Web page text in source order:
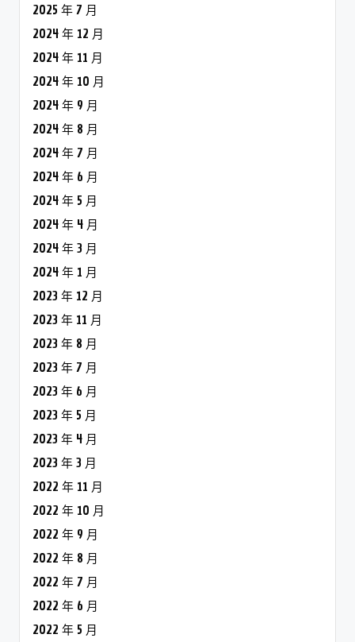
2025 年 7 月
2024 年 12 月
2024 年 11 月
2024 年 10 月
2024 年 9 月
2024 年 8 月
2024 年 7 月
2024 年 6 月
2024 年 5 月
2024 年 4 月
2024 年 3 月
2024 年 1 月
2023 年 12 月
2023 年 11 月
2023 年 8 月
2023 年 7 月
2023 年 6 月
2023 年 5 月
2023 年 4 月
2023 年 3 月
2022 年 11 月
2022 年 10 月
2022 年 9 月
2022 年 8 月
2022 年 7 月
2022 年 6 月
2022 年 5 月